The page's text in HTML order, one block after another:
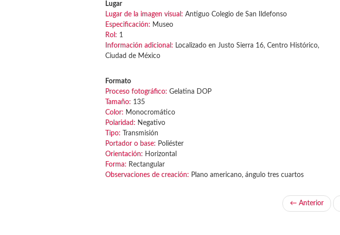
Lugar
Lugar de la imagen visual: Antiguo Colegio de San Ildefonso
Especificación: Museo
Rol: 1
Información adicional: Localizado en Justo Sierra 16, Centro Histórico,
Ciudad de México
Formato
Proceso fotográfico: Gelatina DOP
Tamaño: 135
Color: Monocromático
Polaridad: Negativo
Tipo: Transmisión
Portador o base: Poliéster
Orientación: Horizontal
Forma: Rectangular
Observaciones de creación: Plano americano, ángulo tres cuartos
← Anterior